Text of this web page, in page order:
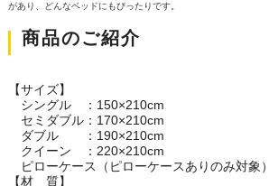
があり、どんなベッドにもぴったりです。
商品のご紹介
【サイズ】
シングル ：150×210cm
セミダブル：170×210cm
ダブル ：190×210cm
クイーン ：220×210cm
ピローケース（ピローケースありのみ対象
【材 質】